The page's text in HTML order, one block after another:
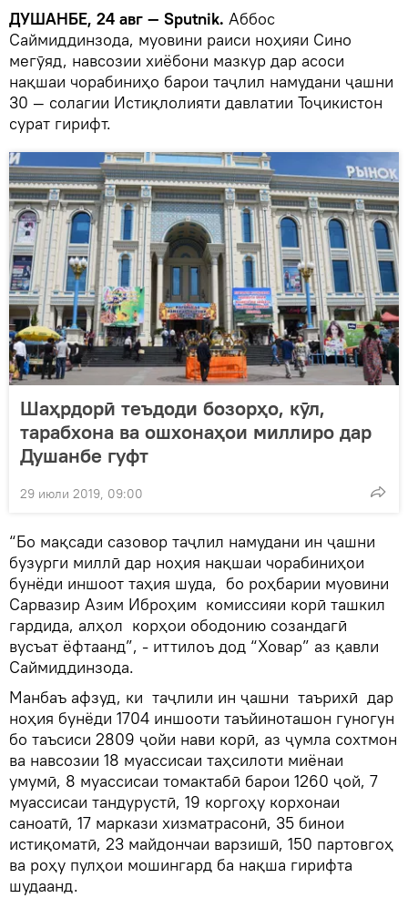
ДУШАНБЕ, 24 авг — Sputnik. Аббос
Саймиддинзода, муовини раиси ноҳияи Сино
мегӯяд, навсозии хиёбони мазкур дар асоси
нақшаи чорабиниҳо барои таҷлил намудани ҷашни
30 — солагии Истиқлолияти давлатии Тоҷикистон
сурат гирифт.
Шаҳрдорӣ теъдоди бозорҳо, кӯл,
тарабхона ва ошхонаҳои миллиро дар
Душанбе гуфт
29 июли 2019, 09:00
“Бо мақсади сазовор таҷлил намудани ин ҷашни
бузурги миллӣ дар ноҳия нақшаи чорабиниҳои
бунёди иншоот таҳия шуда, бо роҳбарии муовини
Сарвазир Азим Иброҳим комиссияи корӣ ташкил
гардида, алҳол корҳои ободонию созандагӣ
вусъат ёфтаанд”, - иттилоъ дод “Ховар” аз қавли
Саймиддинзода.
Манбаъ афзуд, ки таҷлили ин ҷашни таърихӣ дар
ноҳия бунёди 1704 иншооти таъйиноташон гуногун
бо таъсиси 2809 ҷойи нави корӣ, аз ҷумла сохтмон
ва навсозии 18 муассисаи таҳсилоти миёнаи
умумӣ, 8 муассисаи томактабӣ барои 1260 ҷой, 7
муассисаи тандурустӣ, 19 коргоҳу корхонаи
саноатӣ, 17 маркази хизматрасонӣ, 35 бинои
истиқоматӣ, 23 майдончаи варзишӣ, 150 партовгоҳ
ва роҳу пулҳои мошингард ба нақша гирифта
шудаанд.